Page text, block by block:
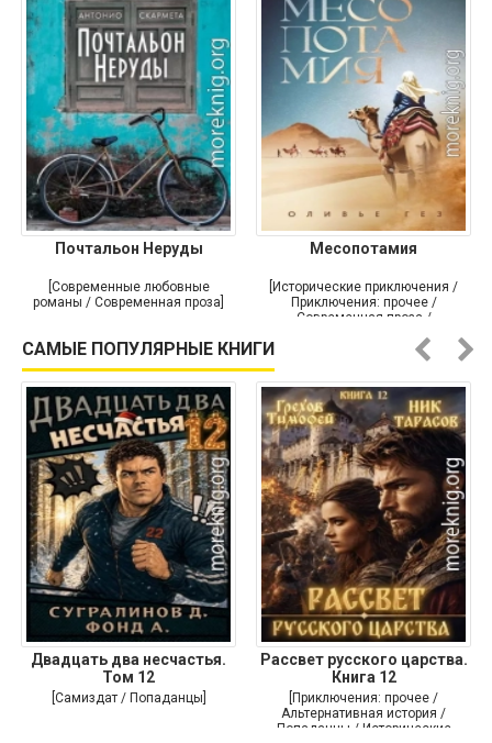
Почтальон Неруды
[Современные любовные
романы / Современная проза]
Месопотамия
[Исторические приключения /
Приключения: прочее /
Современная проза /
САМЫЕ ПОПУЛЯРНЫЕ КНИГИ
Двадцать два несчастья.
Том 12
[Самиздат / Попаданцы]
Рассвет русского царства.
Книга 12
[Приключения: прочее /
Альтернативная история /
Попаданцы / Исторические